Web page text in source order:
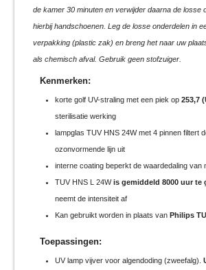
de kamer 30 minuten en verwijder daarna de losse
hierbij handschoenen. Leg de losse onderdelen in
verpakking (plastic zak) en breng het naar uw
als chemisch afval. Gebruik geen stofzuiger.
Kenmerken:
korte golf UV-straling met een piek op 253,7
sterilisatie werking
lampglas TUV HNS 24W met 4 pinnen filtert
ozonvormende lijn uit
interne coating beperkt de waardedaling van
TUV HNS L 24Wis gemiddeld 8000 uur te
neemt de intensiteit af
Kan gebruikt worden in plaats van Philips
Toepassingen:
UV lamp vijver voor algendoding (zweefalg).